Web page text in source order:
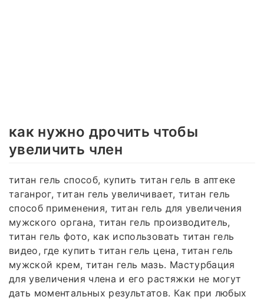
как нужно дрочить чтобы
увеличить член
титан гель способ, купить титан гель в аптеке
таганрог, титан гель увеличивает, титан гель
способ применения, титан гель для увеличения
мужского органа, титан гель производитель,
титан гель фото, как использовать титан гель
видео, где купить титан гель цена, титан гель
мужской крем, титан гель мазь. Мастурбация
для увеличения члена и его растяжки не могут
дать моментальных результатов. Как при любых